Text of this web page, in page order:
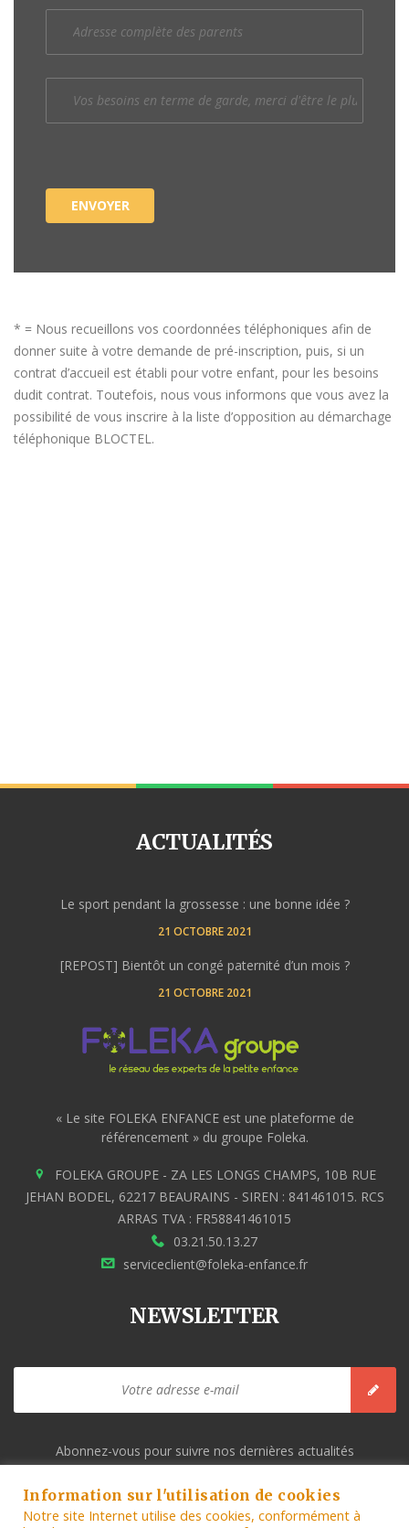
* = Nous recueillons vos coordonnées téléphoniques afin de
donner suite à votre demande de pré-inscription, puis, si un
contrat d’accueil est établi pour votre enfant, pour les besoins
dudit contrat. Toutefois, nous vous informons que vous avez la
possibilité de vous inscrire à la liste d’opposition au démarchage
téléphonique BLOCTEL.
ACTUALITÉS
Le sport pendant la grossesse : une bonne idée ?
21 OCTOBRE 2021
[REPOST] Bientôt un congé paternité d’un mois ?
21 OCTOBRE 2021
« Le site FOLEKA ENFANCE est une plateforme de
référencement » du groupe Foleka.
FOLEKA GROUPE - ZA LES LONGS CHAMPS, 10B RUE
JEHAN BODEL, 62217 BEAURAINS - SIREN : 841461015. RCS
ARRAS TVA : FR58841461015
03.21.50.13.27
serviceclient@foleka-enfance.fr
NEWSLETTER
Abonnez-vous pour suivre nos dernières actualités
MENTIONS LÉGALES ET CONDITIONS GÉNÉRALES
D’UTILISATION DU SITE.
Information sur l'utilisation de cookies
Notre site Internet utilise des cookies, conformément à